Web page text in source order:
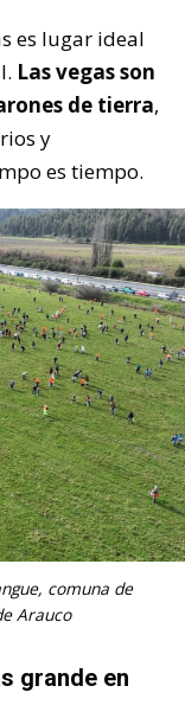
es lugar ideal
Las vegas son
de tierra,
y
es tiempo.
comuna de
Arauco
grande en